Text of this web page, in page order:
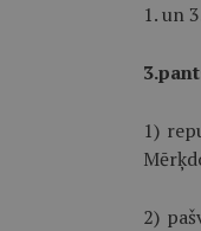
1. un
1)
2)